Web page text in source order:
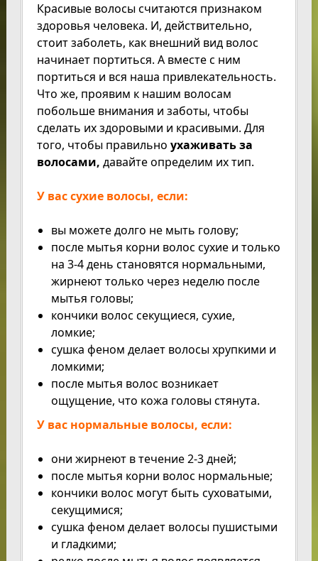
Красивые волосы считаются признаком
здоровья человека. И, действительно,
стоит заболеть, как внешний вид волос
начинает портиться. А вместе с ним
портиться и вся наша привлекательность.
Что же, проявим к нашим волосам
побольше внимания и заботы, чтобы
сделать их здоровыми и красивыми. Для
того, чтобы правильно ухаживать за
волосами, давайте определим их тип.
У вас сухие волосы, если:
вы можете долго не мыть голову;
после мытья корни волос сухие и только
на 3-4 день становятся нормальными,
жирнеют только через неделю после
мытья головы;
кончики волос секущиеся, сухие,
ломкие;
сушка феном делает волосы хрупкими и
ломкими;
после мытья волос возникает
ощущение, что кожа головы стянута.
У вас нормальные волосы, если:
они жирнеют в течение 2-3 дней;
после мытья корни волос нормальные;
кончики волос могут быть суховатыми,
секущимися;
сушка феном делает волосы пушистыми
и гладкими;